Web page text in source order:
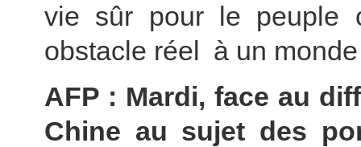
vie sûr pour le peuple
obstacle réel à un
AFP : Mardi, face au
Chine au sujet des